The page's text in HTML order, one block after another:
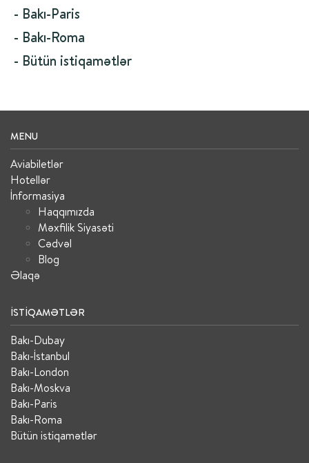
- Bakı-Paris
- Bakı-Roma
- Bütün istiqamətlər
MENU
Aviabiletlər
Hotellər
İnformasiya
Haqqımızda
Məxfilik Siyasəti
Cədvəl
Blog
Əlaqə
İSTIQAMƏTLƏR
Bakı-Dubay
Bakı-İstanbul
Bakı-London
Bakı-Moskva
Bakı-Paris
Bakı-Roma
Bütün istiqamətlər